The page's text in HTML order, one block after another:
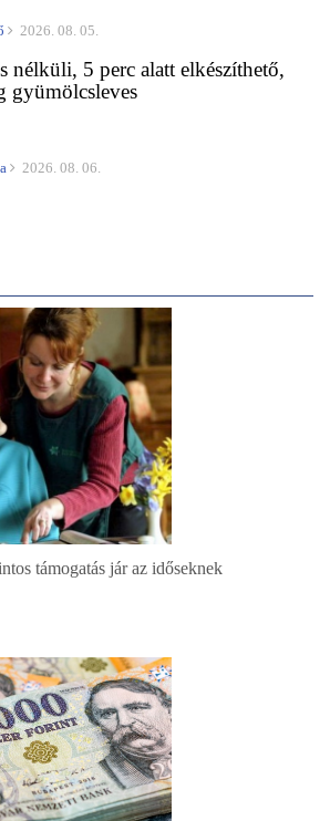
2026. 08. 05.
nélküli, 5 perc alatt elkészíthető,
gyümölcsleves
2026. 08. 06.
támogatás jár az időseknek